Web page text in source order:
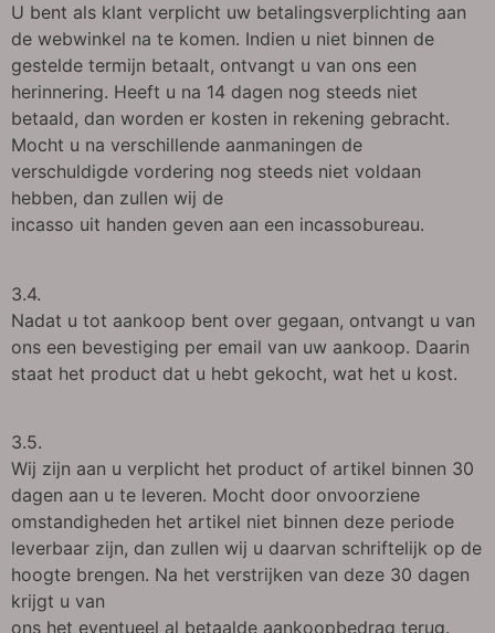
U bent als klant verplicht uw betalingsverplichting aan
de webwinkel na te komen. Indien u niet binnen de
gestelde termijn betaalt, ontvangt u van ons een
herinnering. Heeft u na 14 dagen nog steeds niet
betaald, dan worden er kosten in rekening gebracht.
Mocht u na verschillende aanmaningen de
verschuldigde vordering nog steeds niet voldaan
hebben, dan zullen wij de
incasso uit handen geven aan een incassobureau.
3.4.
Nadat u tot aankoop bent over gegaan, ontvangt u van
ons een bevestiging per email van uw aankoop. Daarin
staat het product dat u hebt gekocht, wat het u kost.
3.5.
Wij zijn aan u verplicht het product of artikel binnen 30
dagen aan u te leveren. Mocht door onvoorziene
omstandigheden het artikel niet binnen deze periode
leverbaar zijn, dan zullen wij u daarvan schriftelijk op de
hoogte brengen. Na het verstrijken van deze 30 dagen
krijgt u van
ons het eventueel al betaalde aankoopbedrag terug.